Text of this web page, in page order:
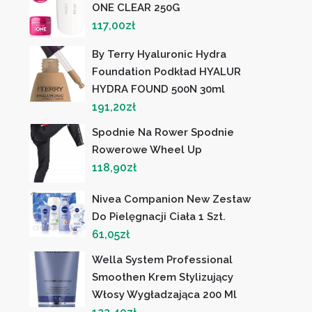
ONE CLEAR 250G
117,00zł
By Terry Hyaluronic Hydra
Foundation Podkład HYALUR
HYDRA FOUND 500N 30ml
191,20zł
Spodnie Na Rower Spodnie
Rowerowe Wheel Up
118,90zł
Nivea Companion New Zestaw
Do Pielęgnacji Ciała 1 Szt.
61,05zł
Wella System Professional
Smoothen Krem Stylizujący
Włosy Wygładzająca 200 Ml